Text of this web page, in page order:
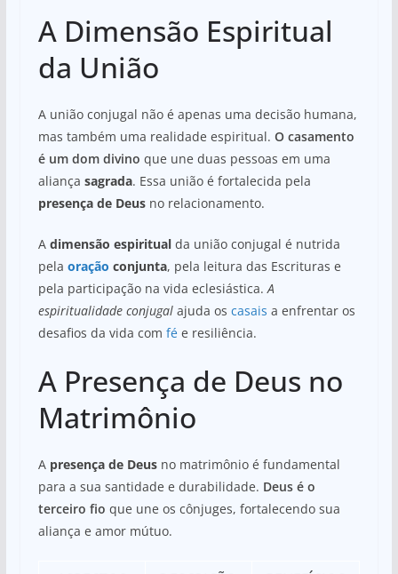
A Dimensão Espiritual
da União
A união conjugal não é apenas uma decisão humana,
mas também uma realidade espiritual. O casamento
é um dom divino que une duas pessoas em uma
aliança sagrada. Essa união é fortalecida pela
presença de Deusno relacionamento.
A dimensão espiritualda união conjugal é nutrida
pela oração conjunta, pela leitura das Escrituras e
pela participação na vida eclesiástica.A
espiritualidade conjugalajuda os casais a enfrentar os
desafios da vida com fée resiliência.
A Presença de Deus no
Matrimônio
A presença de Deusno matrimônio é fundamental
para a sua santidade e durabilidade. Deus é o
terceiro fio que une os cônjuges, fortalecendo sua
aliança e amor mútuo.